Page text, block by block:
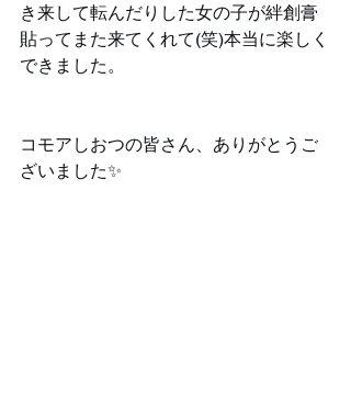
き来して転んだりした女の子が絆創膏
貼ってまた来てくれて(笑)本当に楽しく
できました。
コモアしおつの皆さん、ありがとうご
ざいました✨️